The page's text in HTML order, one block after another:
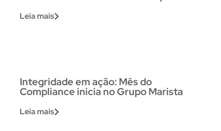
Leia mais
Integridade em ação: Mês do
Compliance inicia no Grupo Marista
Leia mais